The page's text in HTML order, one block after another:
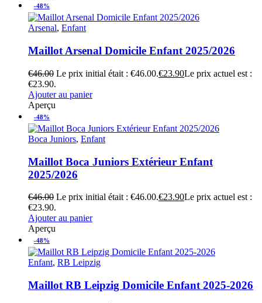
-48%
Arsenal, Enfant
Maillot Arsenal Domicile Enfant 2025/2026
€46.00 Le prix initial était : €46.00.€23.90Le prix actuel est :
€23.90.
Ajouter au panier
Aperçu
-48%
Boca Juniors, Enfant
Maillot Boca Juniors Extérieur Enfant
2025/2026
€46.00 Le prix initial était : €46.00.€23.90Le prix actuel est :
€23.90.
Ajouter au panier
Aperçu
-48%
Enfant, RB Leipzig
Maillot RB Leipzig Domicile Enfant 2025-2026